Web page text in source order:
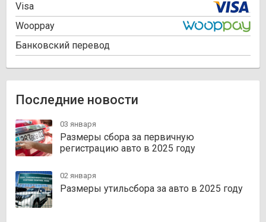
Visa
Wooppay
Банковский перевод
Последние новости
03 января
Размеры сбора за первичную
регистрацию авто в 2025 году
02 января
Размеры утильсбора за авто в 2025 году